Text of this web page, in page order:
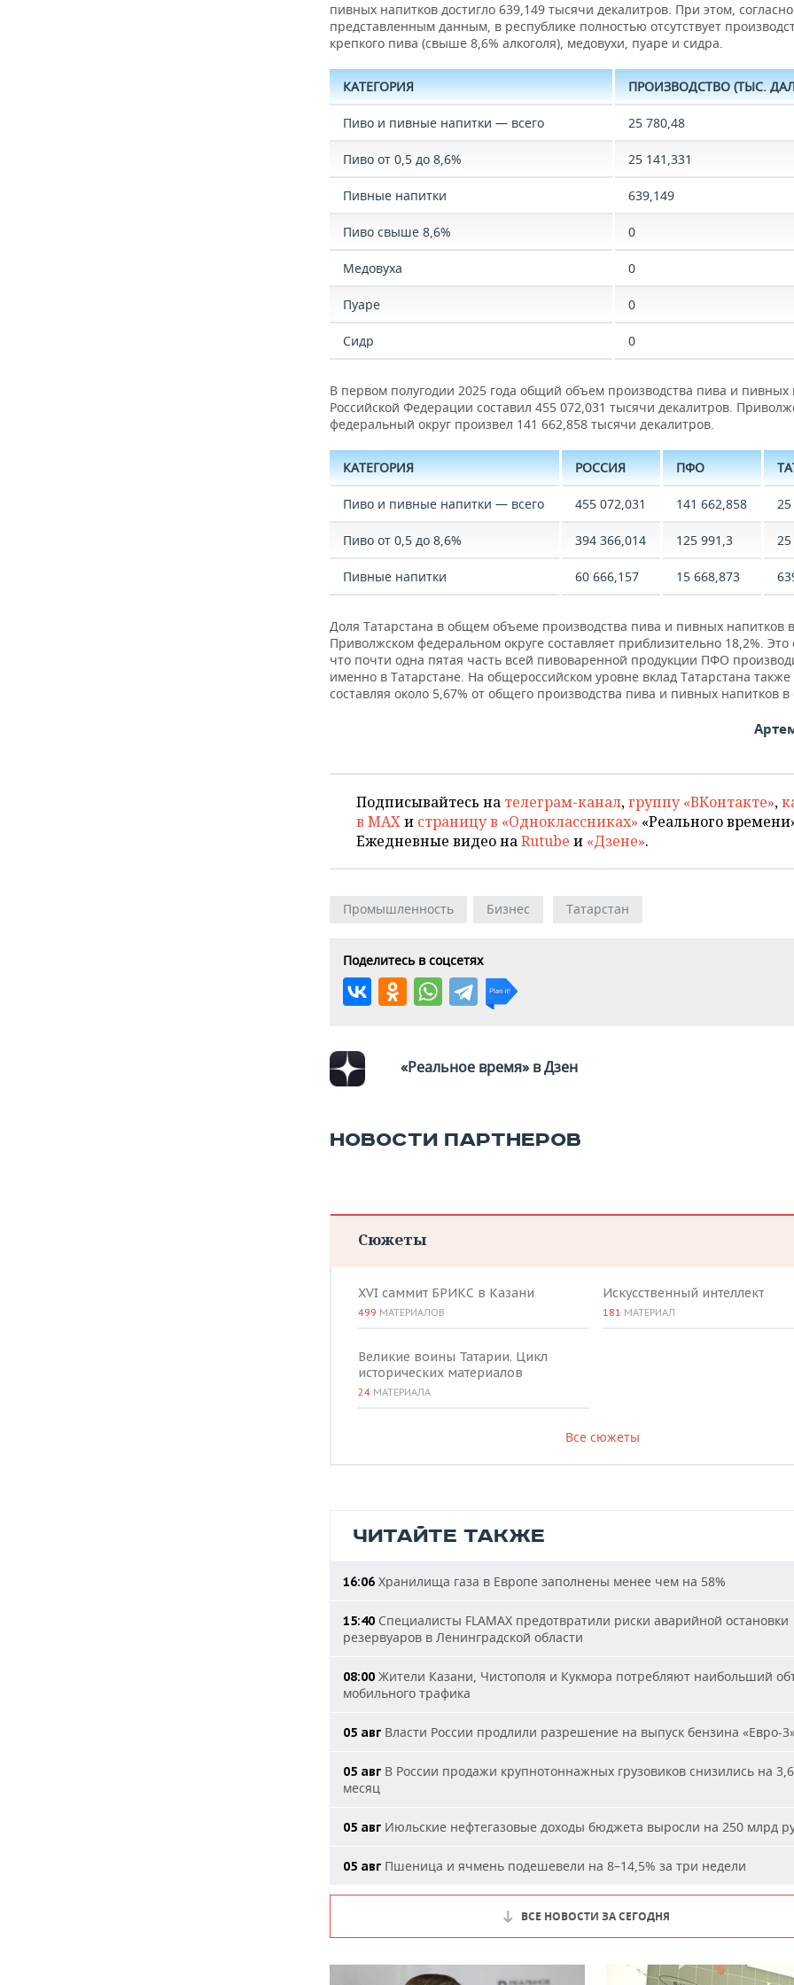
пивных напитков достигло 639,149 тысячи декалитров. При этом, согласно
представленным данным, в республике полностью отсутствует
крепкого пива (свыше 8,6% алкоголя), медовухи, пуаре и сидра.
КАТЕГОРИЯ ПРОИЗВОДСТВО (ТЫС.
Пиво и пивные напитки — всего 25 780,48
Пиво от 0,5 до 8,6% 25 141,331
Пивные напитки 639,149
Пиво свыше 8,6% 0
Медовуха 0
Пуаре 0
Сидр 0
В первом полугодии 2025 года общий объем производства пива и пивных
Российской Федерации составил 455 072,031 тысячи декалитров.
федеральный округ произвел 141 662,858 тысячи декалитров.
КАТЕГОРИЯ РОССИЯ ПФО
Пиво и пивные напитки — всего 455 072,031 141 662,858
Пиво от 0,5 до 8,6% 394 366,014 125 991,3 25
Пивные напитки 60 666,157 15 668,873
Доля Татарстана в общем объеме производства пива и пивных напитков в
Приволжском федеральном округе составляет приблизительно 18,2%. Это
что почти одна пятая часть всей пивоваренной продукции ПФО
именно в Татарстане. На общероссийском уровне вклад Татарстана также
составляя около 5,67% от общего производства пива и пивных напитков в
Подписывайтесь на телеграм-канал,группу «ВКонтакте»,
в MAXи страницу в «Одноклассниках» «Реального
Ежедневные видео наRutube и «Дзене».
Промышленность Бизнес Татарстан
Поделитесь в соцсетях
«Реальное время» в Дзен
НОВОСТИ ПАРТНЕРОВ
Сюжеты
XVI саммит БРИКС в Казани
499 МАТЕРИАЛОВ
Великие воины Татарии. Цикл
исторических материалов
24 МАТЕРИАЛА
Искусственный интеллект
181 МАТЕРИАЛ
Все сюжеты
ЧИТАЙТЕ ТАКЖЕ
16:06 Хранилища газа в Европе заполнены менее чем на 58%
15:40 Специалисты FLAMAX предотвратили риски аварийной остановки
резервуаров в Ленинградской области
08:00 Жители Казани, Чистополя и Кукмора потребляют наибольший
мобильного трафика
05 авг Власти России продлили разрешение на выпуск бензина «Евро-
05 авг В России продажи крупнотоннажных грузовиков снизились на
месяц
05 авг Июльские нефтегазовые доходы бюджета выросли на 250 млрд
05 авг Пшеница и ячмень подешевели на 8–14,5% за три недели
ВСЕ НОВОСТИ ЗА СЕГОДНЯ